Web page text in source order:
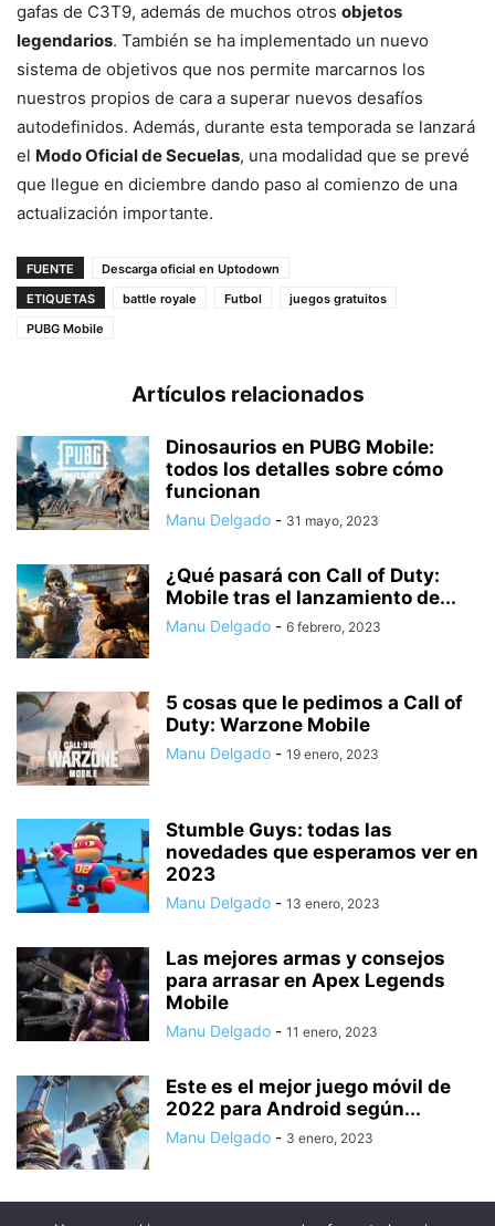
gafas de C3T9, además de muchos otros objetos
legendarios. También se ha implementado un nuevo
sistema de objetivos que nos permite marcarnos los
nuestros propios de cara a superar nuevos desafíos
autodefinidos. Además, durante esta temporada se lanzará
el Modo Oficial de Secuelas, una modalidad que se prevé
que llegue en diciembre dando paso al comienzo de una
actualización importante.
FUENTE
Descarga oficial en Uptodown
ETIQUETAS
battle royale Futbol
juegos gratuitos
PUBG Mobile
Artículos relacionados
Dinosaurios en PUBG Mobile:
todos los detalles sobre cómo
funcionan
Manu Delgado - 31 mayo, 2023
¿Qué pasará con Call of Duty:
Mobile tras el lanzamiento de...
Manu Delgado - 6 febrero, 2023
5 cosas que le pedimos a Call of
Duty: Warzone Mobile
Manu Delgado - 19 enero, 2023
Stumble Guys: todas las
novedades que esperamos ver en
2023
Manu Delgado - 13 enero, 2023
Las mejores armas y consejos
para arrasar en Apex Legends
Mobile
Manu Delgado - 11 enero, 2023
Este es el mejor juego móvil de
2022 para Android según...
Manu Delgado - 3 enero, 2023